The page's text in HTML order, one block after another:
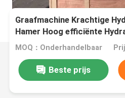
Graafmachine Krachtige
Hamer Hoog efficiënte
voor zware bouwprojecten
MOQ：Onderhandelbaar
Beste prijs